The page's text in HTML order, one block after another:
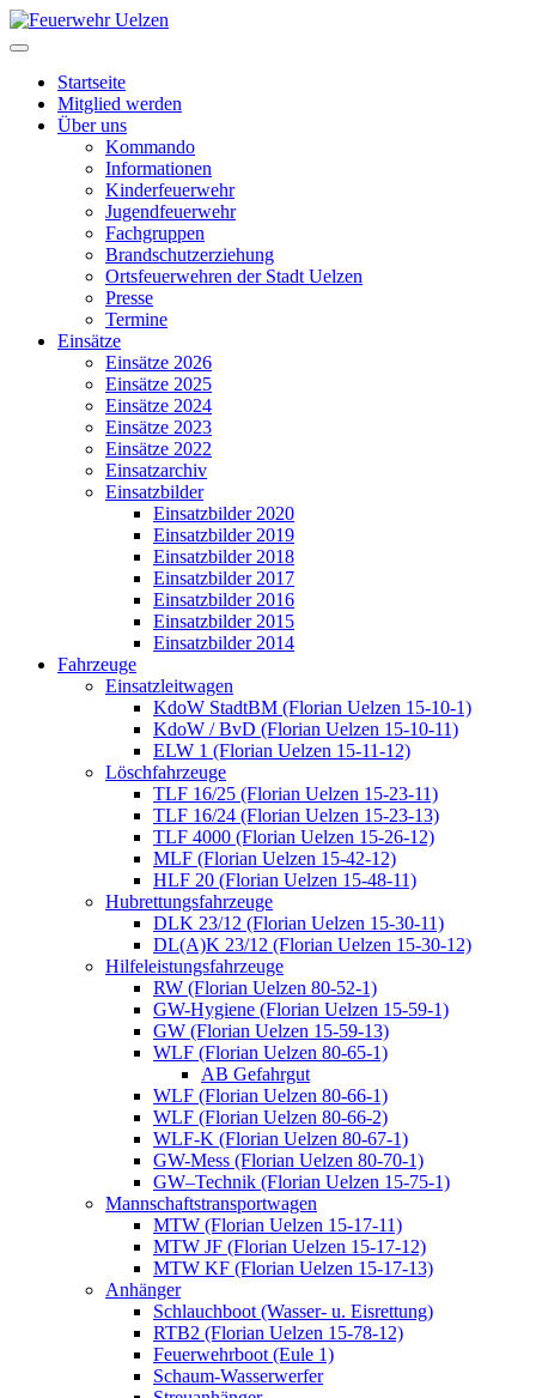
Startseite
Mitglied werden
Über uns
Kommando
Informationen
Kinderfeuerwehr
Jugendfeuerwehr
Fachgruppen
Brandschutzerziehung
Ortsfeuerwehren der Stadt Uelzen
Presse
Termine
Einsätze
Einsätze 2026
Einsätze 2025
Einsätze 2024
Einsätze 2023
Einsätze 2022
Einsatzarchiv
Einsatzbilder
Einsatzbilder 2020
Einsatzbilder 2019
Einsatzbilder 2018
Einsatzbilder 2017
Einsatzbilder 2016
Einsatzbilder 2015
Einsatzbilder 2014
Fahrzeuge
Einsatzleitwagen
KdoW StadtBM (Florian Uelzen 15-10-1)
KdoW / BvD (Florian Uelzen 15-10-11)
ELW 1 (Florian Uelzen 15-11-12)
Löschfahrzeuge
TLF 16/25 (Florian Uelzen 15-23-11)
TLF 16/24 (Florian Uelzen 15-23-13)
TLF 4000 (Florian Uelzen 15-26-12)
MLF (Florian Uelzen 15-42-12)
HLF 20 (Florian Uelzen 15-48-11)
Hubrettungsfahrzeuge
DLK 23/12 (Florian Uelzen 15-30-11)
DL(A)K 23/12 (Florian Uelzen 15-30-12)
Hilfeleistungsfahrzeuge
RW (Florian Uelzen 80-52-1)
GW-Hygiene (Florian Uelzen 15-59-1)
GW (Florian Uelzen 15-59-13)
WLF (Florian Uelzen 80-65-1)
AB Gefahrgut
WLF (Florian Uelzen 80-66-1)
WLF (Florian Uelzen 80-66-2)
WLF-K (Florian Uelzen 80-67-1)
GW-Mess (Florian Uelzen 80-70-1)
GW–Technik (Florian Uelzen 15-75-1)
Mannschaftstransportwagen
MTW (Florian Uelzen 15-17-11)
MTW JF (Florian Uelzen 15-17-12)
MTW KF (Florian Uelzen 15-17-13)
Anhänger
Schlauchboot (Wasser- u. Eisrettung)
RTB2 (Florian Uelzen 15-78-12)
Feuerwehrboot (Eule 1)
Schaum-Wasserwerfer